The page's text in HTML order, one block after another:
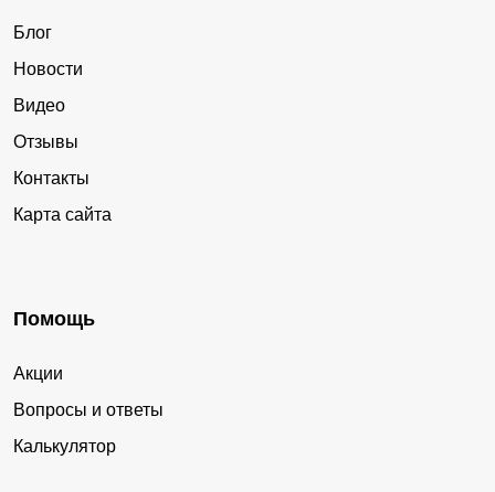
Блог
Новости
Видео
Отзывы
Контакты
Карта сайта
Помощь
Акции
Вопросы и ответы
Калькулятор